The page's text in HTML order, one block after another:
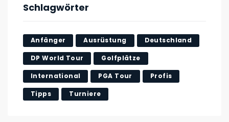
Schlagwörter
Anfänger Ausrüstung Deutschland
DP World Tour Golfplätze
International PGA Tour Profis
Tipps Turniere